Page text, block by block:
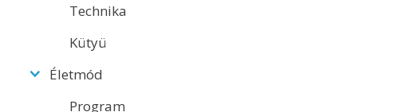
Technika
Kütyü
Életmód
Program